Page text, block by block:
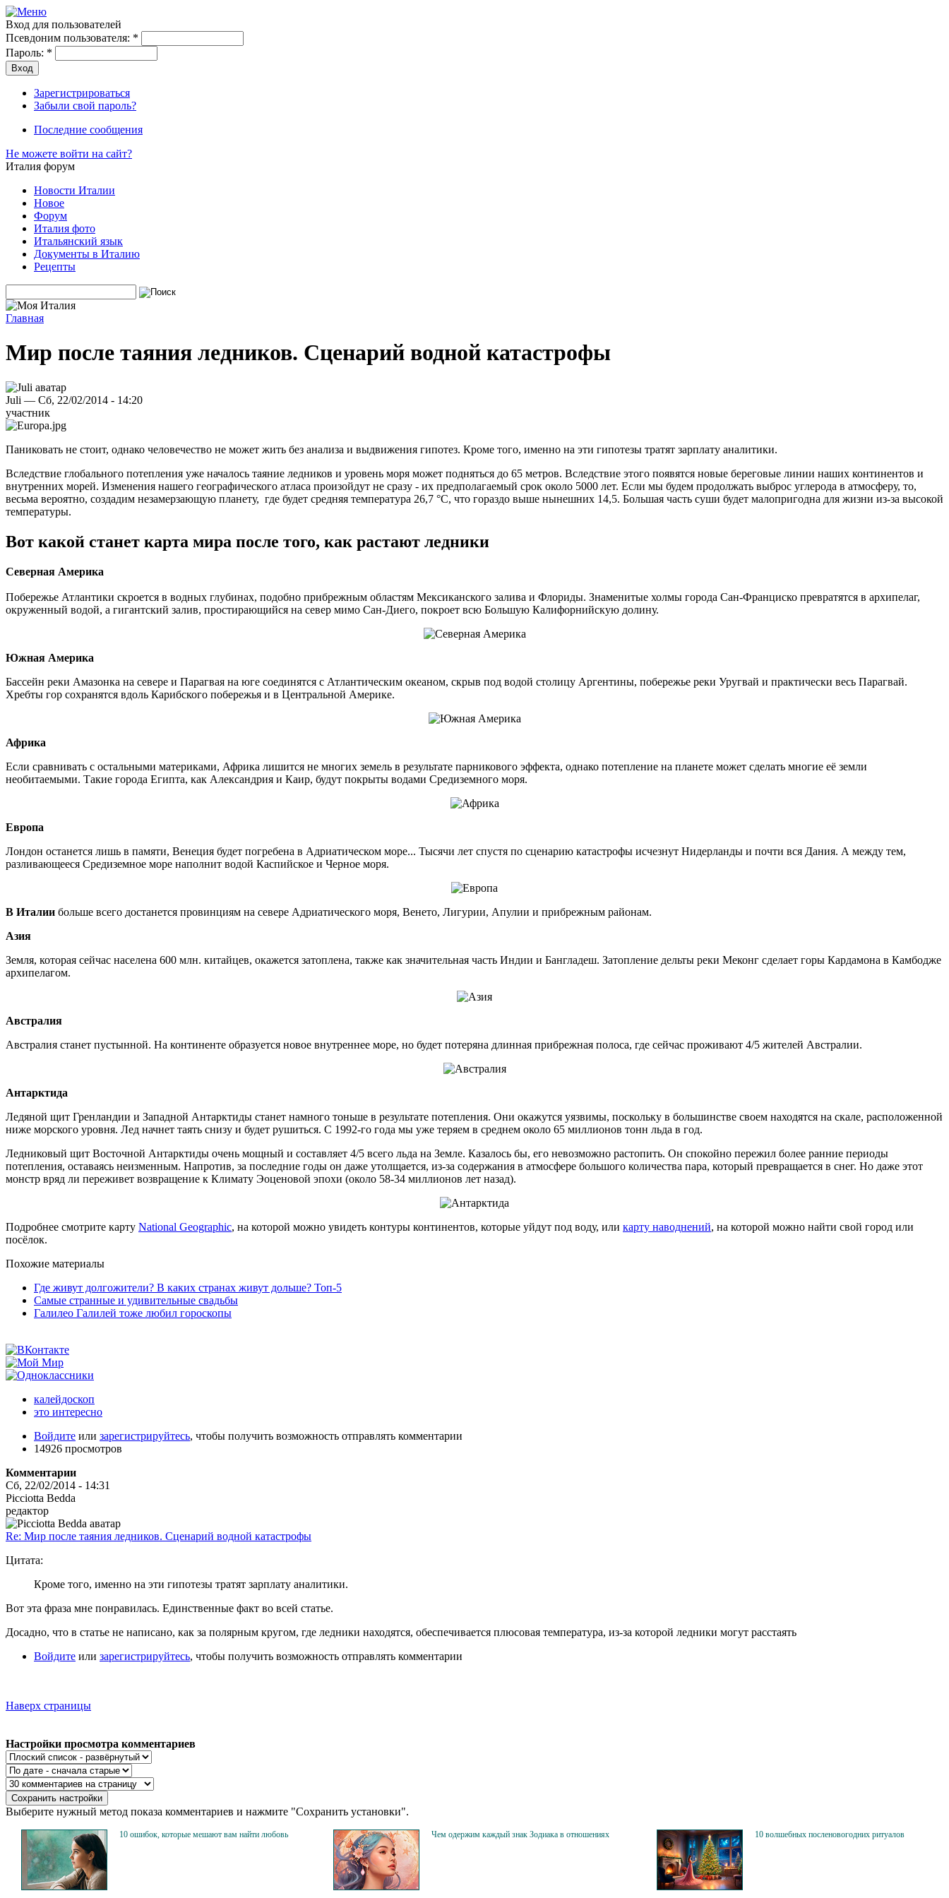
Вход для пользователей
Псевдоним пользователя: *
Пароль: *
Зарегистрироваться
Забыли свой пароль?
Последние сообщения
Не можете войти на сайт?
Италия форум
Новости Италии
Новое
Форум
Италия фото
Итальянский язык
Документы в Италию
Рецепты
Главная
Мир после таяния ледников. Сценарий водной катастрофы
Juli — Сб, 22/02/2014 - 14:20
участник
Паниковать не стоит, однако человечество не может жить без анализа и выдвижения гипотез. Кроме того, именно на эти гипотезы тратят зарплату аналитики.
Вследствие глобального потепления уже началось таяние ледников и уровень моря может подняться до 65 метров. Вследствие этого появятся новые береговые линии наших континентов и
внутренних морей. Изменения нашего географического атласа произойдут не сразу - их предполагаемый срок около 5000 лет. Если мы будем продолжать выброс углерода в атмосферу, то,
весьма вероятно, создадим незамерзающую планету, где будет средняя температура 26,7 °C, что гораздо выше нынешних 14,5. Большая часть суши будет малопригодна для жизни из-за высокой
температуры.
Вот какой станет карта мира после того, как растают ледники
Северная Америка
Побережье Атлантики скроется в водных глубинах, подобно прибрежным областям Мексиканского залива и Флориды. Знаменитые холмы города Сан-Франциско превратятся в архипелаг,
окруженный водой, а гигантский залив, простирающийся на север мимо Сан-Диего, покроет всю Большую Калифорнийскую долину.
Южная Америка
Бассейн реки Амазонка на севере и Парагвая на юге соединятся с Атлантическим океаном, скрыв под водой столицу Аргентины, побережье реки Уругвай и практически весь Парагвай.
Хребты гор сохранятся вдоль Карибского побережья и в Центральной Америке.
Африка
Если сравнивать с остальными материками, Африка лишится не многих земель в результате парникового эффекта, однако потепление на планете может сделать многие её земли
необитаемыми. Такие города Египта, как Александрия и Каир, будут покрыты водами Средиземного моря.
Европа
Лондон останется лишь в памяти, Венеция будет погребена в Адриатическом море... Тысячи лет спустя по сценарию катастрофы исчезнут Нидерланды и почти вся Дания. А между тем,
разливающееся Средиземное море наполнит водой Каспийское и Черное моря.
В Италии больше всего достанется провинциям на севере Адриатического моря, Венето, Лигурии, Апулии и прибрежным районам.
Азия
Земля, которая сейчас населена 600 млн. китайцев, окажется затоплена, также как значительная часть Индии и Бангладеш. Затопление дельты реки Меконг сделает горы Кардамона в Камбодже
архипелагом.
Австралия
Австралия станет пустынной. На континенте образуется новое внутреннее море, но будет потеряна длинная прибрежная полоса, где сейчас проживают 4/5 жителей Австралии.
Антарктида
Ледяной щит Гренландии и Западной Антарктиды станет намного тоньше в результате потепления. Они окажутся уязвимы, поскольку в большинстве своем находятся на скале, расположенной
ниже морского уровня. Лед начнет таять снизу и будет рушиться. С 1992-го года мы уже теряем в среднем около 65 миллионов тонн льда в год.
Ледниковый щит Восточной Антарктиды очень мощный и составляет 4/5 всего льда на Земле. Казалось бы, его невозможно растопить. Он спокойно пережил более ранние периоды
потепления, оставаясь неизменным. Напротив, за последние годы он даже утолщается, из-за содержания в атмосфере большого количества пара, который превращается в снег. Но даже этот
монстр вряд ли переживет возвращение к Климату Эоценовой эпохи (около 58-34 миллионов лет назад).
Подробнее смотрите карту National Geographic, на которой можно увидеть контуры континентов, которые уйдут под воду, или карту наводнений, на которой можно найти свой город или
посёлок.
Похожие материалы
Где живут долгожители? В каких странах живут дольше? Топ-5
Самые странные и удивительные свадьбы
Галилео Галилей тоже любил гороскопы
калейдоскоп
это интересно
Войдите или зарегистрируйтесь, чтобы получить возможность отправлять комментарии
14926 просмотров
Комментарии
Сб, 22/02/2014 - 14:31
Picciotta Bedda
редактор
Re: Мир после таяния ледников. Сценарий водной катастрофы
Цитата:
Кроме того, именно на эти гипотезы тратят зарплату аналитики.
Вот эта фраза мне понравилась. Единственные факт во всей статье.
Досадно, что в статье не написано, как за полярным кругом, где ледники находятся, обеспечивается плюсовая температура, из-за которой ледники могут расстаять
Войдите или зарегистрируйтесь, чтобы получить возможность отправлять комментарии
Наверх страницы
Настройки просмотра комментариев
Выберите нужный метод показа комментариев и нажмите "Сохранить установки".
10 ошибок, которые мешают вам найти любовь Чем одержим каждый знак Зодиака в отношениях 10 волшебных посленовогодних ритуалов